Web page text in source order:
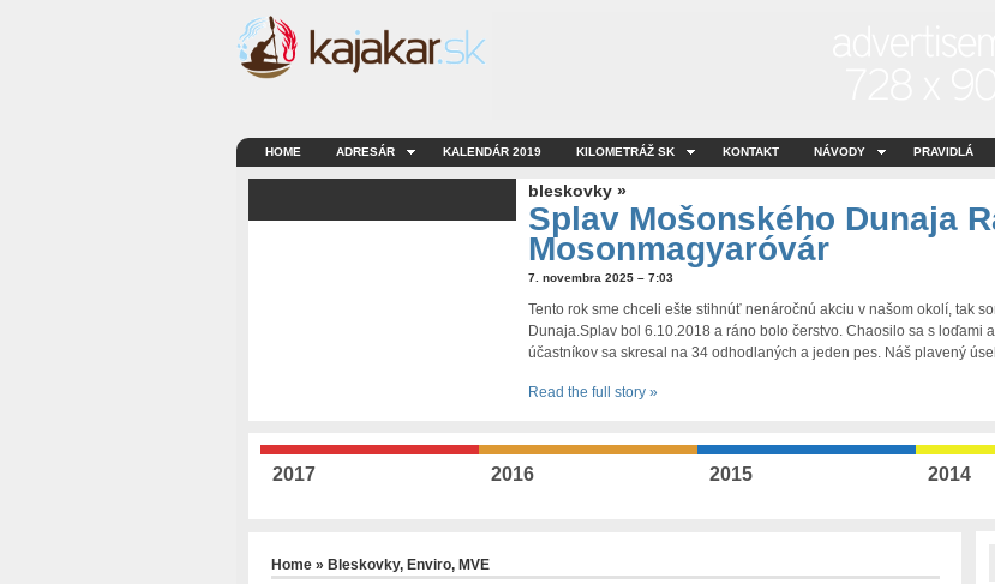
HOME ADRESÁR KALENDÁR 2019 KILOMETRÁŽ SK KONTAKT NÁVODY PRAVIDLÁ
bleskovky »
Splav Mošonského Dunaja
Mosonmagyaróvár
7. novembra 2025 – 7:03
Tento rok sme chceli ešte stihnúť nenáročnú akciu v našom okolí, tak
Dunaja.Splav bol 6.10.2018 a ráno bolo čerstvo. Chaosilo sa s loďami
účastníkov sa skresal na 34 odhodlaných a jeden pes. Náš plavený
Read the full story »
2017 2016 2015 2014
Home » Bleskovky, Enviro, MVE